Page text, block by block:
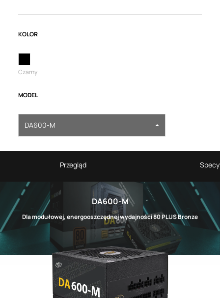
KOLOR
Czarny
MODEL
DA600-M
Przegląd
DA600-M
Dla modułowej, energooszczędnej wydajności 80 PLUS Bronze